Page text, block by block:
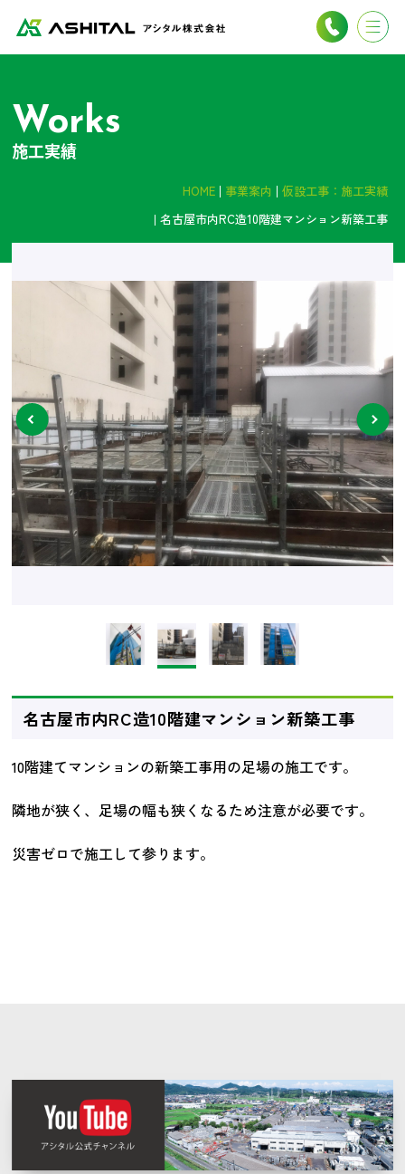
Works
施工実績
HOME 事業案内
仮設工事：施工実績
名古屋市内RC造10階建マンション新築工事
next
名古屋市内RC造10階建マンション新築工事
10階建てマンションの新築工事用の足場の施工です。
隣地が狭く、足場の幅も狭くなるため注意が必要です。
災害ゼロで施工して参ります。